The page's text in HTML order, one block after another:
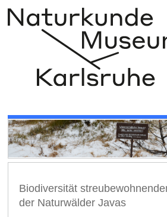
Biodiversität
der Naturwälder Javas